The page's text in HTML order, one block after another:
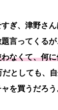
ぎ、津野さ
言ってくるが
なくて、何
としても、
を買うだろう